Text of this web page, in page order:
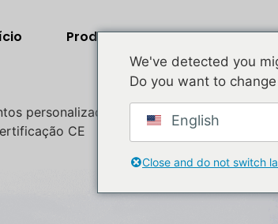
Produtos Corrente de
personalizado de 18 pés para venda na
CE
We've detected you
Do you want to
English
Close and do not switch